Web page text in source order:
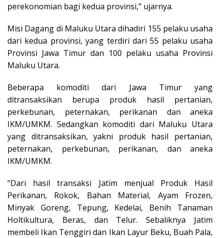
perekonomian bagi kedua provinsi,” ujarnya.
Misi Dagang di Maluku Utara dihadiri 155 pelaku usaha
dari kedua provinsi, yang terdiri dari 55 pelaku usaha
Provinsi Jawa Timur dan 100 pelaku usaha Provinsi
Maluku Utara.
Beberapa komoditi dari Jawa Timur yang
ditransaksikan berupa produk hasil pertanian,
perkebunan, peternakan, perikanan dan aneka
IKM/UMKM. Sedangkan komoditi dari Maluku Utara
yang ditransaksikan, yakni produk hasil pertanian,
peternakan, perkebunan, perikanan, dan aneka
IKM/UMKM.
“Dari hasil transaksi Jatim menjual Produk Hasil
Perikanan, Rokok, Bahan Material, Ayam Frozen,
Minyak Goreng, Tepung, Kedelai, Benih Tanaman
Holtikultura, Beras, dan Telur. Sebaliknya Jatim
membeli Ikan Tenggiri dan Ikan Layur Beku, Buah Pala,